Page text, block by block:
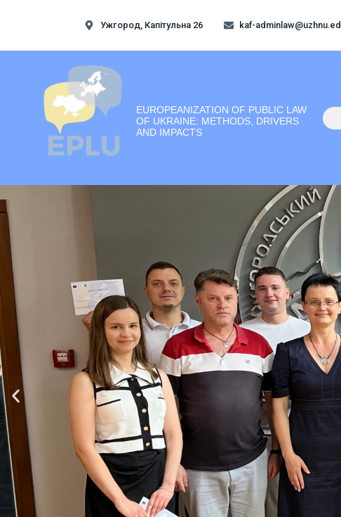
Ужгород, Капітульна 26 kaf-
EUROPEANIZATION OF PUBLIC LAW
OF UKRAINE: METHODS, DRIVERS
AND IMPACTS